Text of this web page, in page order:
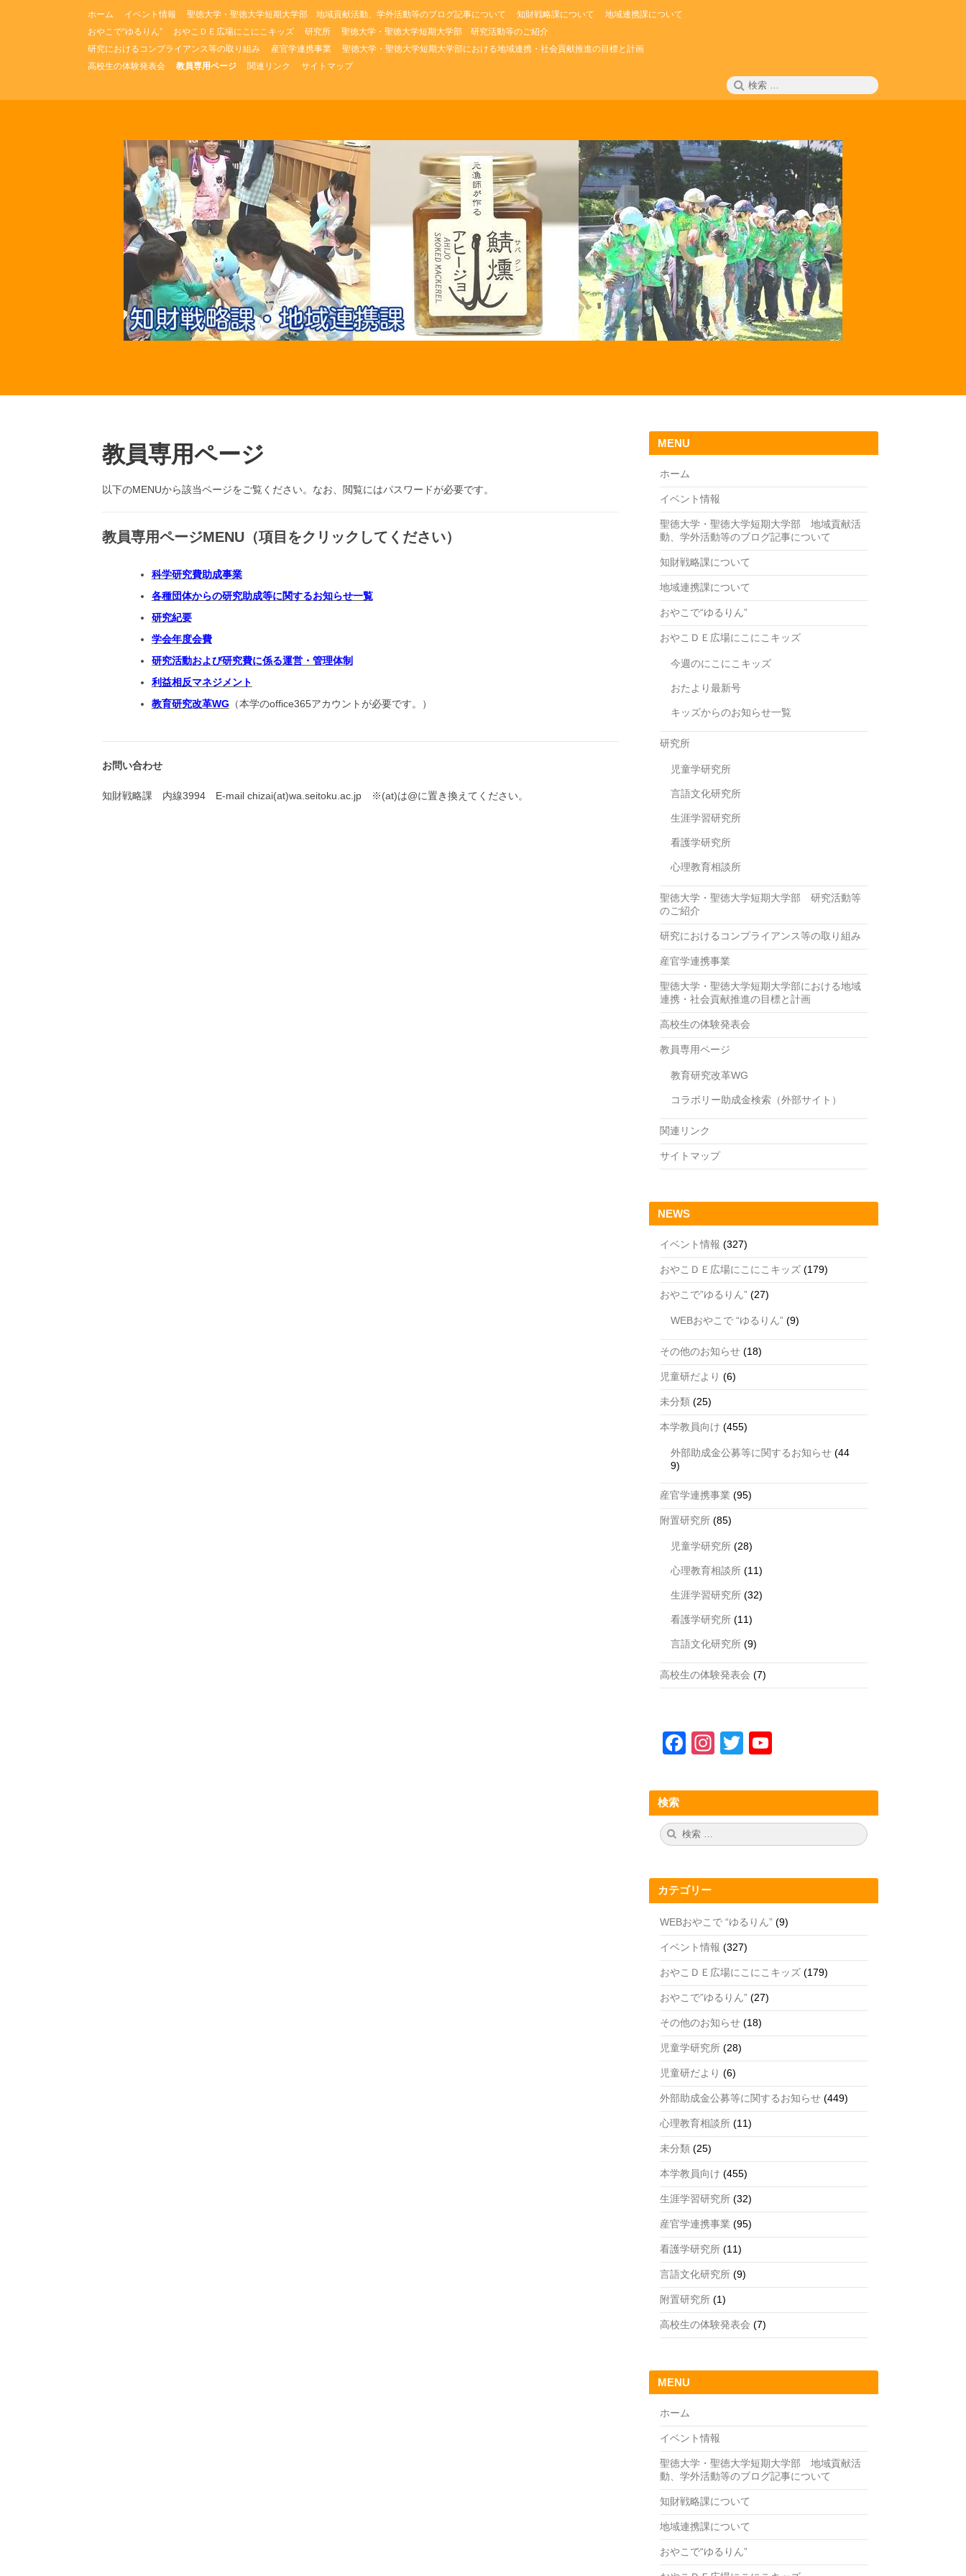
ス
ホーム イベント情報 聖徳大学・聖徳大学短期大学部 地域貢献活動、学外活動等のブログ記事について 知財戦略課について
地域連携課について
おやこで“ゆるりん”
おやこＤＥ広場にこにこキッズ 研究所
聖徳大学・聖徳大学短期大学部 研究活動等のご紹介
研究におけるコンプライアンス等の取り組み
産官学連携事業
聖徳大学・聖徳大学短期大学部における地域連携・社会貢献推進の目標と計画
高校生の体験発表会
教員専用ページ 関連リンク サイトマップ
検
索:
教員専用ページ
投
日2025
以下のMENUから該当ページをご覧ください。なお、閲覧にはパスワードが必要です。
教員専用ページMENU（項目をクリックしてください）
科学研究費助成事業
各種団体からの研究助成等に関するお知らせ一覧
研究紀要
学会年度会費
研究活動および研究費に係る運営・管理体制
利益相反マネジメント
教育研究改革WG （本学のoffice365アカウントが必要です。）
お問い合わせ
知財戦略課 内線3994 E-mail chizai(at)wa.seitoku.ac.jp ※(at)は@に置き換えてください。
MENU
ホーム
イベント情報
聖徳大学・聖徳大学短期大学部 地域貢献活
動、学外活動等のブログ記事について
知財戦略課について
地域連携課について
おやこで“ゆるりん”
おやこＤＥ広場にこにこキッズ
今週のにこにこキッズ
おたより最新号
キッズからのお知らせ一覧
研究所
児童学研究所
言語文化研究所
生涯学習研究所
看護学研究所
心理教育相談所
聖徳大学・聖徳大学短期大学部 研究活動等
のご紹介
研究におけるコンプライアンス等の取り組み
産官学連携事業
聖徳大学・聖徳大学短期大学部における地域
連携・社会貢献推進の目標と計画
高校生の体験発表会
教員専用ページ
教育研究改革WG
コラボリー助成金検索（外部サイト）
関連リンク
サイトマップ
NEWS
イベント情報 (327)
おやこＤＥ広場にこにこキッズ (179)
おやこで”ゆるりん” (27)
WEBおやこで “ゆるりん” (9)
その他のお知らせ (18)
児童研だより (6)
未分類 (25)
本学教員向け (455)
外部助成金公募等に関するお知らせ (44
9)
産官学連携事業 (95)
附置研究所 (85)
児童学研究所 (28)
心理教育相談所 (11)
生涯学習研究所 (32)
看護学研究所 (11)
言語文化研究所 (9)
高校生の体験発表会 (7)
F
c
e
b
o
k
In
a
gr
T
tt
er
u
T
e
C
h
n
el
検索
検
索:
カテゴリー
WEBおやこで “ゆるりん” (9)
イベント情報 (327)
おやこＤＥ広場にこにこキッズ (179)
おやこで”ゆるりん” (27)
その他のお知らせ (18)
児童学研究所 (28)
児童研だより (6)
外部助成金公募等に関するお知らせ (449)
心理教育相談所 (11)
未分類 (25)
本学教員向け (455)
生涯学習研究所 (32)
産官学連携事業 (95)
看護学研究所 (11)
言語文化研究所 (9)
附置研究所 (1)
高校生の体験発表会 (7)
MENU
ホーム
イベント情報
聖徳大学・聖徳大学短期大学部 地域貢献活
動、学外活動等のブログ記事について
知財戦略課について
地域連携課について
おやこで“ゆるりん”